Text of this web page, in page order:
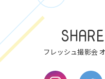
7
mon
tue
フレッシュ撮影会